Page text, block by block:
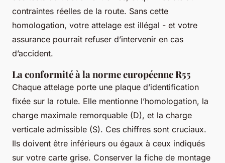
contraintes réelles de la route. Sans cette
homologation, votre attelage est illégal - et votre
assurance pourrait refuser d’intervenir en cas
d’accident.
La conformité à la norme européenne R55
Chaque attelage porte une plaque d’identification
fixée sur la rotule. Elle mentionne l’homologation, la
charge maximale remorquable (D), et la charge
verticale admissible (S). Ces chiffres sont cruciaux.
Ils doivent être inférieurs ou égaux à ceux indiqués
sur votre carte grise. Conserver la fiche de montage